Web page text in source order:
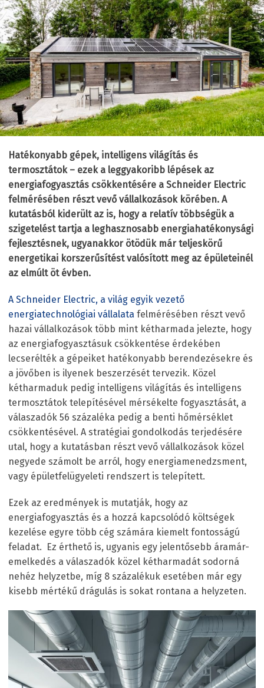
Hatékonyabb gépek, intelligens világítás és
termosztátok – ezek a leggyakoribb lépések az
energiafogyasztás csökkentésére a Schneider Electric
felmérésében részt vevő vállalkozások körében. A
kutatásból kiderült az is, hogy a relatív többségük a
szigetelést tartja a leghasznosabb energiahatékonysági
fejlesztésnek, ugyanakkor ötödük már teljeskörű
energetikai korszerűsítést valósított meg az épületeinél
az elmúlt öt évben.
A Schneider Electric, a világ egyik vezető
energiatechnológiai vállalata felmérésében részt vevő
hazai vállalkozások több mint kétharmada jelezte, hogy
az energiafogyasztásuk csökkentése érdekében
lecserélték a gépeiket hatékonyabb berendezésekre és
a jövőben is ilyenek beszerzését tervezik. Közel
kétharmaduk pedig intelligens világítás és intelligens
termosztátok telepítésével mérsékelte fogyasztását, a
válaszadók 56 százaléka pedig a benti hőmérséklet
csökkentésével. A stratégiai gondolkodás terjedésére
utal, hogy a kutatásban részt vevő vállalkozások közel
negyede számolt be arról, hogy energiamenedzsment,
vagy épületfelügyeleti rendszert is telepített.
Ezek az eredmények is mutatják, hogy az
energiafogyasztás és a hozzá kapcsolódó költségek
kezelése egyre több cég számára kiemelt fontosságú
feladat. Ez érthető is, ugyanis egy jelentősebb áramár-
emelkedés a válaszadók közel kétharmadát sodorná
nehéz helyzetbe, míg 8 százalékuk esetében már egy
kisebb mértékű drágulás is sokat rontana a helyzeten.